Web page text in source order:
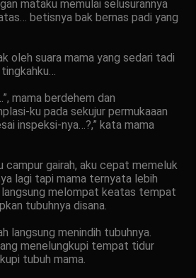
mataku memulai selusurannya
betisnya bak bernas padi yang
oleh suara mama yang sedari tadi
mama berdehem dan
ku pada sekujur permukaaan
inspeksi-nya…?,” kata mama
campur gairah, aku cepat memeluk
lagi tapi mama ternyata lebih
melompat keatas tempat
tubuhnya disana.
langsung menindih tubuhnya.
menelungkupi tempat tidur
tubuh mama.